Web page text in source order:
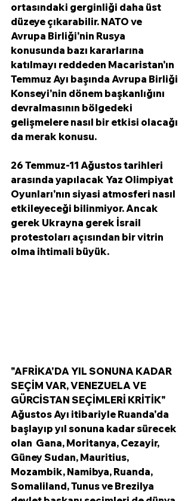
ortasındaki gerginliği daha üst
düzeye çıkarabilir. NATO ve
Avrupa Birliği'nin Rusya
konusunda bazı kararlarına
katılmayı reddeden Macaristan'ın
Temmuz Ayı başında Avrupa Birliği
Konseyi'nin dönem başkanlığını
devralmasının bölgedeki
gelişmelere nasıl bir etkisi olacağı
da merak konusu.
26 Temmuz-11 Ağustos tarihleri
arasında yapılacak Yaz Olimpiyat
Oyunları'nın siyasi atmosferi nasıl
etkileyeceği bilinmiyor. Ancak
gerek Ukrayna gerek İsrail
protestoları açısından bir vitrin
olma ihtimali büyük.
"AFRİKA'DA YIL SONUNA KADAR
SEÇİM VAR, VENEZUELA VE
GÜRCİSTAN SEÇİMLERİ KRİTİK"
Ağustos Ayı itibariyle Ruanda'da
başlayıp yıl sonuna kadar sürecek
olan  Gana, Moritanya, Cezayir,
Güney Sudan, Mauritius,
Mozambik, Namibya, Ruanda,
Somaliland, Tunus ve Brezilya